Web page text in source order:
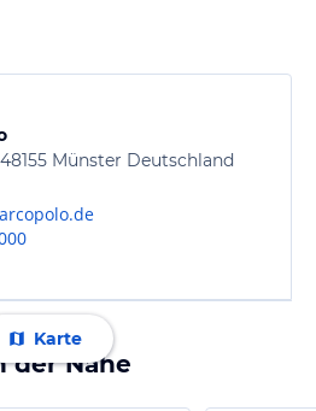
Münster Deutschland
Karte
der Nähe